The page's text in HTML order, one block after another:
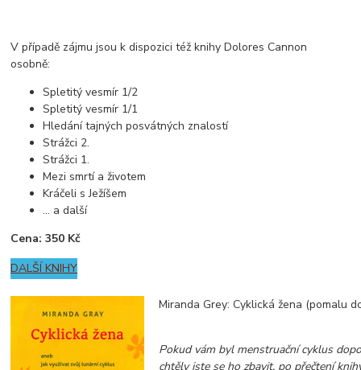
V případě zájmu jsou k dispozici též knihy Dolores Cannon
osobně:
Spletitý vesmír 1/2
Spletitý vesmír 1/1
Hledání tajných posvátných znalostí
Strážci 2.
Strážci 1.
Mezi smrtí a životem
Kráčeli s Ježíšem
... a další
Cena: 350 Kč
DALŠÍ KNIHY
Miranda Grey: Cyklická žena (pomalu
Pokud vám byl menstruační cyklus
chtěly jste se ho zbavit, po přečtení